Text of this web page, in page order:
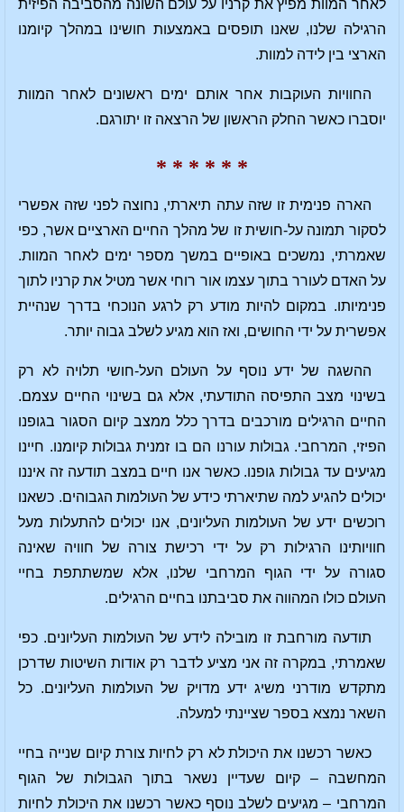
לאחר המוות מפיץ את קרניו על עולם השונה מהסביבה הפיזית
הרגילה שלנו, שאנו תופסים באמצעות חושינו במהלך קיומנו
הארצי בין לידה למוות.
החוויות העוקבות אחר אותם ימים ראשונים לאחר המוות
יוסברו כאשר החלק הראשון של הרצאה זו יתורגם.
* * * * * *
הארה פנימית זו שזה עתה תיארתי, נחוצה לפני שזה אפשרי
לסקור תמונה על-חושית זו של מהלך החיים הארציים אשר, כפי
שאמרתי, נמשכים באופיים במשך מספר ימים לאחר המוות.
על האדם לעורר בתוך עצמו אור רוחי אשר מטיל את קרניו לתוך
פנימיותו. במקום להיות מודע רק לרגע הנוכחי בדרך שנהיית
אפשרית על ידי החושים, ואז הוא מגיע לשלב גבוה יותר.
ההשגה של ידע נוסף על העולם העל-חושי תלויה לא רק
בשינוי מצב התפיסה התודעתי, אלא גם בשינוי החיים עצמם.
החיים הרגילים מורכבים בדרך כלל ממצב קיום הסגור בגופנו
הפיזי, המרחבי. גבולות עורנו הם בו זמנית גבולות קיומנו. חיינו
מגיעים עד גבולות גופנו. כאשר אנו חיים במצב תודעה זה איננו
יכולים להגיע למה שתיארתי כידע של העולמות הגבוהים. כשאנו
רוכשים ידע של העולמות העליונים, אנו יכולים להתעלות מעל
חוויותינו הרגילות רק על ידי רכישת צורה של חוויה שאינה
סגורה על ידי הגוף המרחבי שלנו, אלא שמשתתפת בחיי
העולם כולו המהווה את סביבתנו בחיים הרגילים.
תודעה מורחבת זו מובילה לידע של העולמות העליונים. כפי
שאמרתי, במקרה זה אני מציע לדבר רק אודות השיטות שדרכן
מתקדש מודרני משיג ידע מדויק של העולמות העליונים. כל
השאר נמצא בספר שציינתי למעלה.
כאשר רכשנו את היכולת לא רק לחיות צורת קיום שנייה בחיי
המחשבה – קיום שעדיין נשאר בתוך הגבולות של הגוף
המרחבי – מגיעים לשלב נוסף כאשר רכשנו את היכולת לחיות